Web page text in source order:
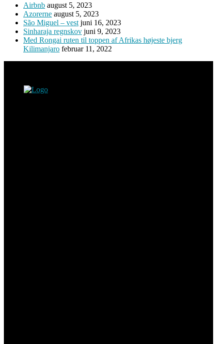
Airbnb august 5, 2023
Azorerne august 5, 2023
São Miguel – vest juni 16, 2023
Sinharaja regnskov juni 9, 2023
Med Rongai ruten til toppen af Afrikas højeste bjerg
Kilimanjaro februar 11, 2022